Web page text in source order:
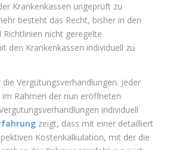
Krankenkassen ungeprüft zu
besteht das Recht, bisher in den
Richtlinien nicht geregelte
den Krankenkassen individuell zu
Vergütungsverhandlungen. Jeder
Rahmen der nun eröffneten
individuell
zeigt, dass mit einer detailliert
Kostenkalkulation, mit der die